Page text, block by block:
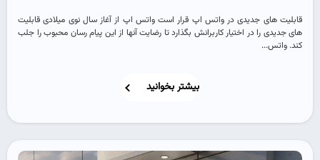
قابلیت های جدیدی در واتس اپ قرار است واتس اپ از آغاز سال نوی میلادی قابلیت
های جدیدی را در اختیار کاربرانش بگذارد تا رضایت آنها از این پیام رسان محبوب را جلب
کند. واتس...
بیشتر بخوانید